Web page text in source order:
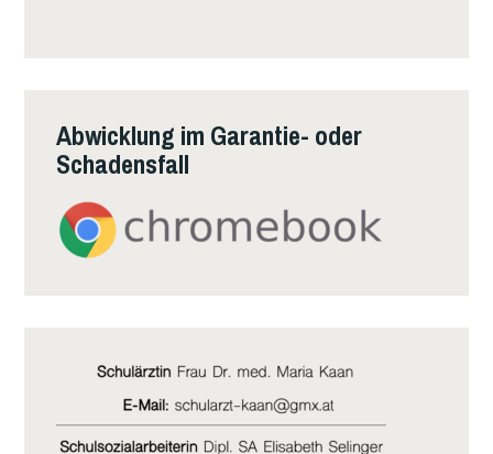
Abwicklung im Garantie- oder
Schadensfall